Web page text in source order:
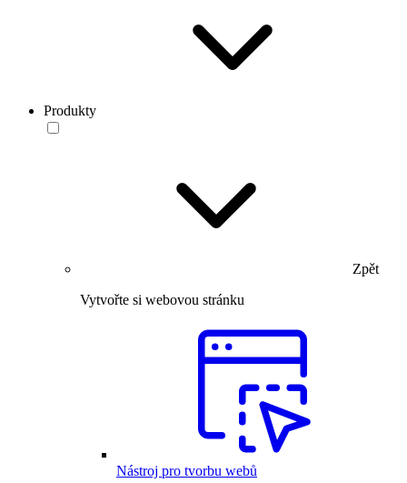
Produkty
Zpět
Vytvořte si webovou stránku
Nástroj pro tvorbu webů